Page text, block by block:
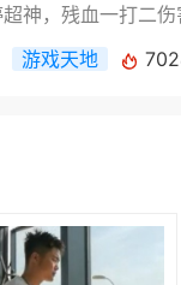
神，残血一打二
游戏天地